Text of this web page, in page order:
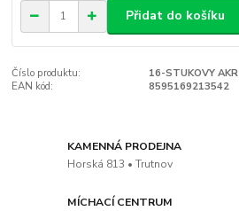
Přidat do košíku
Číslo produktu:
16-STUKOVY AKR
EAN kód:
8595169213542
KAMENNÁ PRODEJNA
Horská 813 • Trutnov
MÍCHACÍ CENTRUM